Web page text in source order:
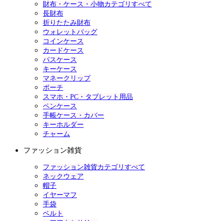
財布・ケース・小物カテゴリすべて
長財布
折りたたみ財布
ウォレットバッグ
コインケース
カードケース
パスケース
キーケース
マネークリップ
ポーチ
スマホ・PC・タブレット用品
ペンケース
手帳ケース・カバー
キーホルダー
チャーム
ファッション雑貨
ファッション雑貨カテゴリすべて
ネックウェア
帽子
イヤーマフ
手袋
ベルト